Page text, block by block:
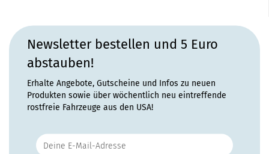
Newsletter bestellen und 5 Euro
abstauben!
Erhalte Angebote, Gutscheine und Infos zu neuen
Produkten sowie über wöchentlich neu eintreffende
rostfreie Fahrzeuge aus den USA!